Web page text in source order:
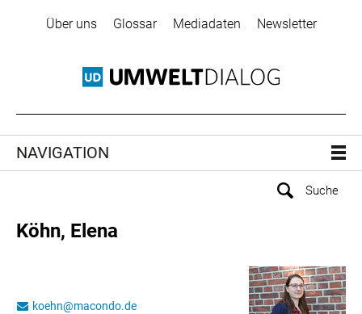
Über uns Glossar Mediadaten Newsletter
NAVIGATION
Köhn, Elena
koehn@macondo.de